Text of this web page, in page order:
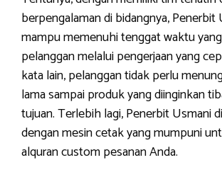
berpengalaman di bidangnya, Penerbit
mampu memenuhi tenggat waktu
pelanggan melalui pengerjaan yang
kata lain, pelanggan tidak perlu
lama sampai produk yang diinginkan
tujuan. Terlebih lagi, Penerbit Usmani
dengan mesin cetak yang mumpuni
alquran custom pesanan Anda.